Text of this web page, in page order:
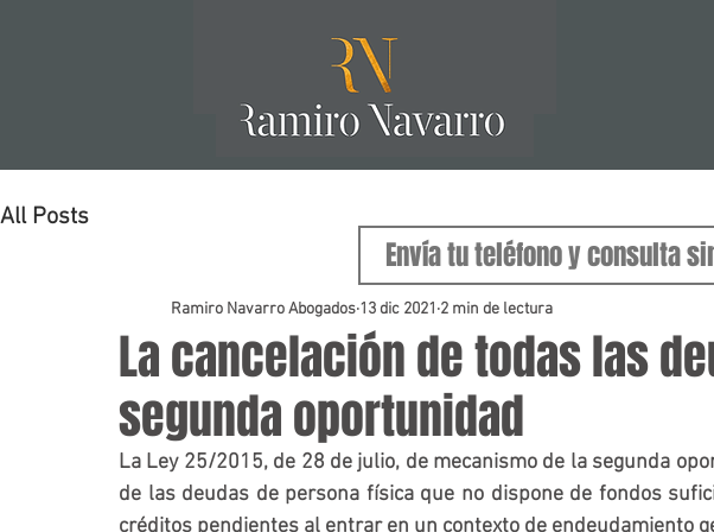
All Posts
La cancelación de todas las
segunda oportunidad
Ramiro Navarro Abogados 13 dic 2021 2 min de lectura
La Ley 25/2015, de 28 de julio, de mecanismo de la segunda
de las deudas de persona física que no dispone de fondos
créditos pendientes al entrar en un contexto de endeudamiento